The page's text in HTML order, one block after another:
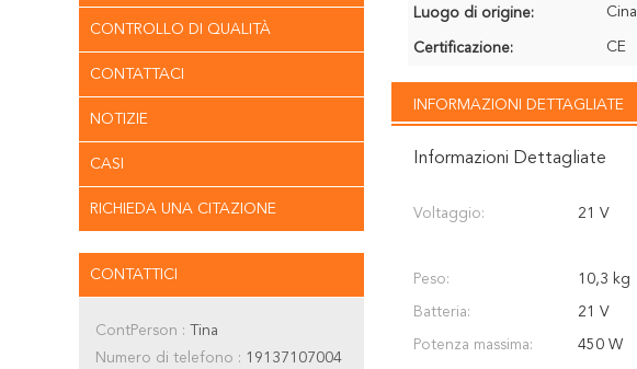
CONTROLLO DI QUALITÀ
CONTATTACI
NOTIZIE
CASI
RICHIEDA UNA CITAZIONE
CONTATTICI
ContPerson : Tina
Numero di telefono : 19137107004
Luogo di origine:
Cina
Certificazione: CE
INFORMAZIONI DETTAGLIATE
Informazioni Dettagliate
Voltaggio: 21 V
Peso: 10,3 kg
Batteria: 21 V
Potenza massima: 450 W